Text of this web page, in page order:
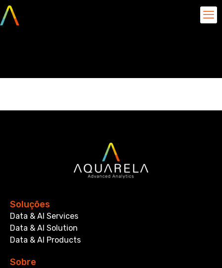
Soluções
Data & AI Services
Data & AI Solution
Data & AI Products
Sobre